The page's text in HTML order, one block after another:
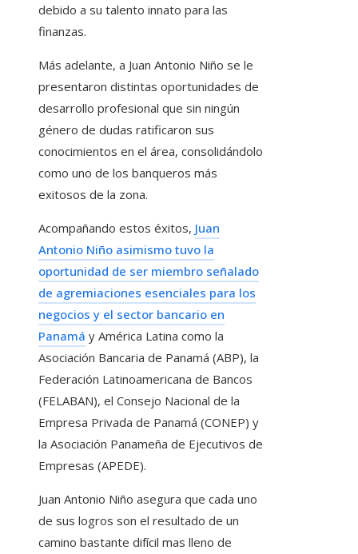
debido a su talento innato para las
finanzas.
Más adelante, a Juan Antonio Niño se le
presentaron distintas oportunidades de
desarrollo profesional que sin ningún
género de dudas ratificaron sus
conocimientos en el área, consolidándolo
como uno de los banqueros más
exitosos de la zona.
Acompañando estos éxitos, Juan
Antonio Niño asimismo tuvo la
oportunidad de ser miembro señalado
de agremiaciones esenciales para los
negocios y el sector bancario en
Panamá y América Latina como la
Asociación Bancaria de Panamá (ABP), la
Federación Latinoamericana de Bancos
(FELABAN), el Consejo Nacional de la
Empresa Privada de Panamá (CONEP) y
la Asociación Panameña de Ejecutivos de
Empresas (APEDE).
Juan Antonio Niño asegura que cada uno
de sus logros son el resultado de un
camino bastante difícil mas lleno de